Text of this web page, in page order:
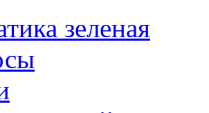
зеленая